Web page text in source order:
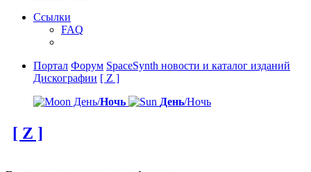
Ссылки
FAQ
Портал Форум SpaceSynth новости и каталог изданий
Дискографии [ Z ]
День/Ночь День/Ночь
[ Z ]